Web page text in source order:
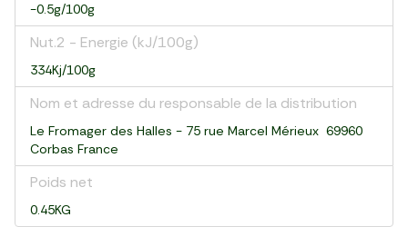
-0.5g/100g
Nut.2 - Energie (kJ/100g)
334Kj/100g
Nom et adresse du responsable de la distribution
Le Fromager des Halles - 75 rue Marcel Mérieux 69960
Corbas France
Poids net
0.45KG